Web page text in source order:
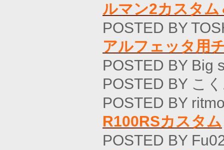
ルマン2カスタ
POSTED BY
アルフェッタ用
POSTED BY Big
POSTED BY こ
POSTED BY
R100RSカスタム
POSTED BY